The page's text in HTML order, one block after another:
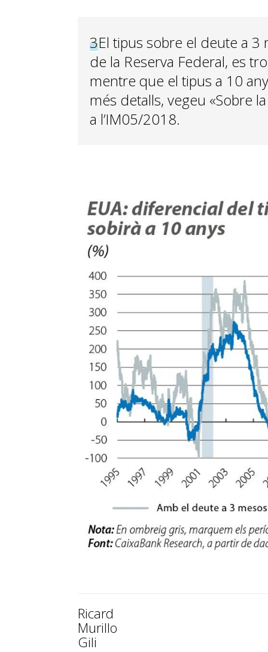
3El tipus sobre el deute a 3
de la Reserva Federal, es
mentre que el tipus a 10
més detalls, vegeu «Sobre
a l’IM05/2018.
Ricard
Murillo
Gili